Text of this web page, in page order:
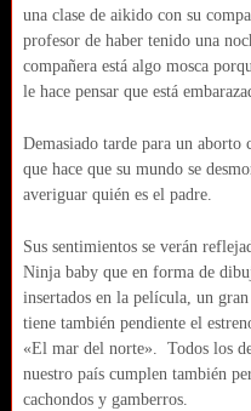
una clase de aikido con su
profesor de haber tenido una
compañera está algo mosca
le hace pensar que está
Demasiado tarde para un aborto
que hace que su mundo se
averiguar quién es el padre.
Sus sentimientos se verán
Ninja baby que en forma de
insertados en la película, un
tiene también pendiente el
«El mar del norte». Todos los
nuestro país cumplen también
cachondos y gamberros.